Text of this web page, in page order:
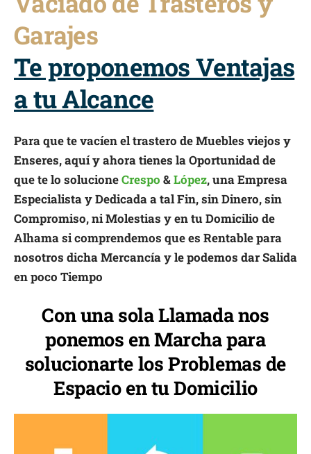
Garajes
Te proponemos Ventajas
a tu Alcance
Para que te vacíen el trastero de Muebles viejos y
Enseres, aquí y ahora tienes la Oportunidad de
que te lo solucioneCrespo &López, una Empresa
Especialista y Dedicada a tal Fin, sin Dinero, sin
Compromiso, ni Molestias y en tu Domicilio de
Alhama si comprendemos que es Rentable para
nosotros dicha Mercancía y le podemos dar Salida
en poco Tiempo
Con una sola Llamada nos
ponemos en Marcha para
solucionarte los Problemas de
Espacio en tu Domicilio